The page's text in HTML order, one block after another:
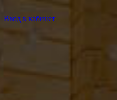
Вход в кабинет